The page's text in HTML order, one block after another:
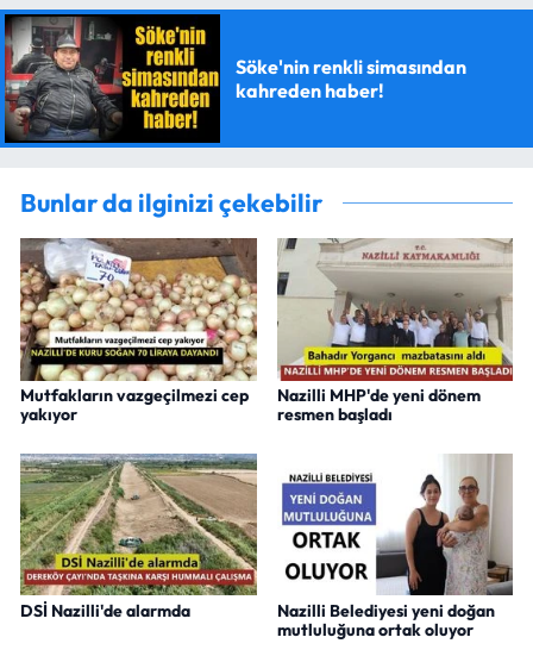
Söke'nin renkli simasından
kahreden haber!
Bunlar da ilginizi çekebilir
Mutfakların vazgeçilmezi cep
yakıyor
Nazilli MHP'de yeni dönem
resmen başladı
DSİ Nazilli'de alarmda
Nazilli Belediyesi yeni doğan
mutluluğuna ortak oluyor